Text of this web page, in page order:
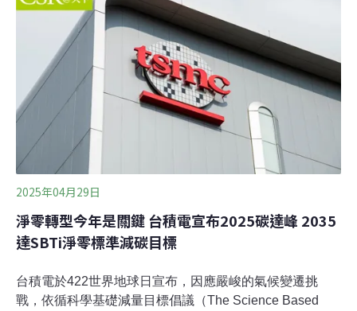
國2023年溫室氣體排放量為278.63百萬公噸二氧化碳當量
（CO₂e），跟基準年（2005年）比減少4.48%，而跟前一
年（2022）年相比則減少2.83%。環境部依此表示，我國
整體溫室氣體排放已呈減量趨勢。細看各排放部門別，能
源部門排放252.73百萬公噸最多，占全國總排放量的
90.71%，工業製程及產品使用部門為約占7.18%
2025年04月29日
淨零轉型今年是關鍵 台積電宣布2025碳達峰 2035
達SBTi淨零標準減碳目標
台積電於422世界地球日宣布，因應嚴峻的氣候變遷挑
戰，依循科學基礎減量目標倡議（The Science Based